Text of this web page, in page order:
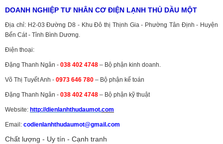
DOANH NGHIỆP TƯ NHÂN CƠ ĐIỆN LẠNH THỦ DẦU MỘT
Địa chỉ: H2-03 Đường D8 - Khu Đô thị Thịnh Gia - Phường Tân Định - Huyện
Bến Cát - Tỉnh Bình Dương.
Điện thoại:
Đặng Thanh Ngân - 038 402 4748 – Bộ phận kinh doanh.
Võ Thị Tuyết Anh - 0973 646 780 – Bộ phận kế toán
Đặng Thanh Ngân - 038 402 4748 – Bộ phận kỹ thuật
Website: http://dienlanhthudaumot.com
Email: codienlanhthudaumot@gmail.com
Chất lượng - Uy tín - Cạnh tranh